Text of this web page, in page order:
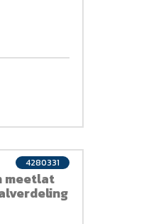
meetlat
4280331